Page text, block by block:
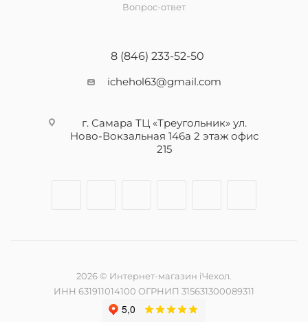
Вопрос-ответ
8 (846) 233-52-50
ichehol63@gmail.com
г. Самара ТЦ «Треугольник» ул.
Ново-Вокзальная 146а 2 этаж офис
215
2026 © Интернет-магазин iЧехол.
ИНН 631911014100 ОГРНИП 315631300089311